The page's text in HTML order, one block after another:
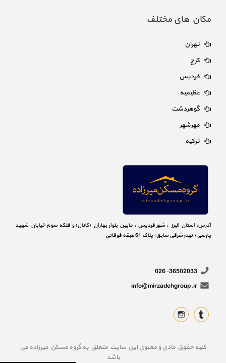
مکان های مختلف
تهران
کرج
فردیس
عظیمیه
گوهردشت
مهرشهر
ترکیه
آدرس: استان البرز ، شهر فردیس ، مابین بلوار بهاران (کانال) و فلکه سوم خیابان شهید
پارسی ( نهم شرقی سابق) پلاک 61 طبقه فوقانی
026-36502033
info@mirzadehgroup.ir
کلیه حقوق مادی و معنوی این سایت متعلق به گروه مسکن میرزاده می
باشد